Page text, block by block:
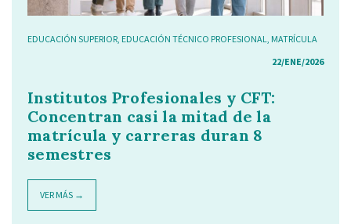
EDUCACIÓN SUPERIOR, EDUCACIÓN TÉCNICO PROFESIONAL, MATRÍCULA
22/ENE/2026
Institutos Profesionales y CFT:
Concentran casi la mitad de la
matrícula y carreras duran 8
semestres
VER MÁS →